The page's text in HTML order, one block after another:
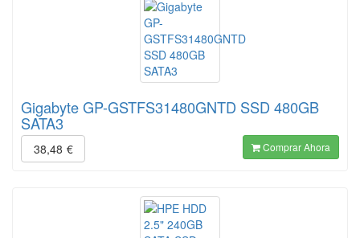
Gigabyte GP-GSTFS31480GNTD SSD 480GB
SATA3
38,48 € Comprar Ahora